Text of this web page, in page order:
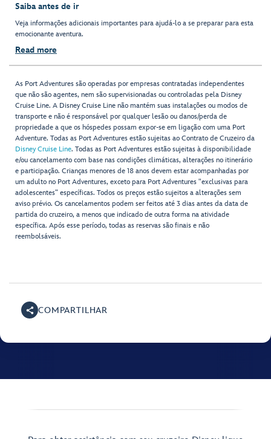
Saiba antes de ir
Veja informações adicionais importantes para ajudá-lo a se preparar para esta
emocionante aventura.
Read more
As Port Adventures são operadas por empresas contratadas independentes
que não são agentes, nem são supervisionadas ou controladas pela Disney
Cruise Line. A Disney Cruise Line não mantém suas instalações ou modos de
transporte e não é responsável por qualquer lesão ou danos/perda de
propriedade a que os hóspedes possam expor-se em ligação com uma Port
Adventure. Todas as Port Adventures estão sujeitas ao Contrato de Cruzeiro da
Disney Cruise Line. Todas as Port Adventures estão sujeitas à disponibilidade
e/ou cancelamento com base nas condições climáticas, alterações no itinerário
e participação. Crianças menores de 18 anos devem estar acompanhadas por
um adulto no Port Adventures, exceto para Port Adventures "exclusivas para
adolescentes” específicas. Todos os preços estão sujeitos a alterações sem
aviso prévio. Os cancelamentos podem ser feitos até 3 dias antes da data de
partida do cruzeiro, a menos que indicado de outra forma na atividade
específica. Após esse período, todas as reservas são finais e não
reembolsáveis.
COMPARTILHAR